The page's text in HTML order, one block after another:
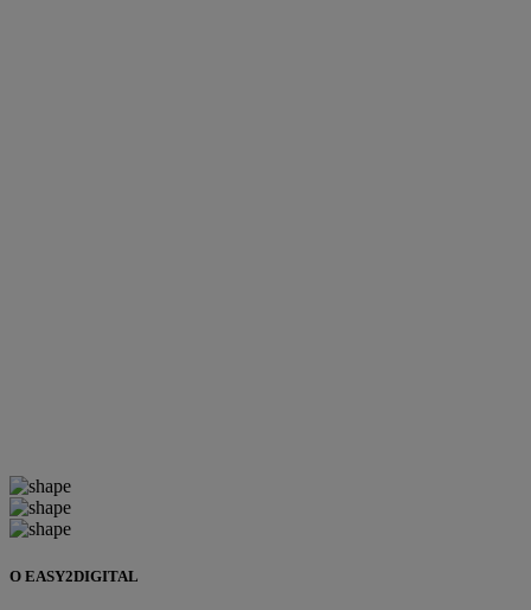
О EASY2DIGITAL